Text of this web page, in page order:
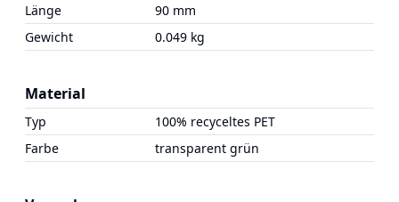
Länge
90 mm
Gewicht
0.049 kg
Material
Typ
100% recyceltes PET
Farbe
transparent grün